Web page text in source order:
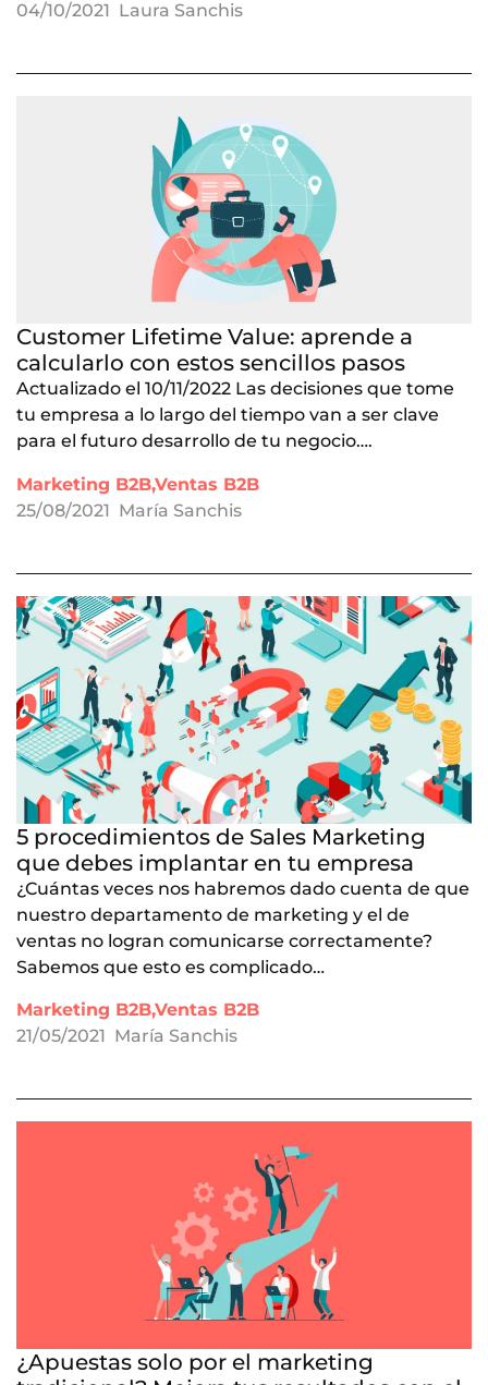
04/10/2021 Laura Sanchis
Customer Lifetime Value: aprende a
calcularlo con estos sencillos pasos
Actualizado el 10/11/2022 Las decisiones que tome
tu empresa a lo largo del tiempo van a ser clave
para el futuro desarrollo de tu negocio….
Marketing B2B,Ventas B2B
25/08/2021 María Sanchis
5 procedimientos de Sales Marketing
que debes implantar en tu empresa
¿Cuántas veces nos habremos dado cuenta de que
nuestro departamento de marketing y el de
ventas no logran comunicarse correctamente?
Sabemos que esto es complicado…
Marketing B2B,Ventas B2B
21/05/2021 María Sanchis
¿Apuestas solo por el marketing